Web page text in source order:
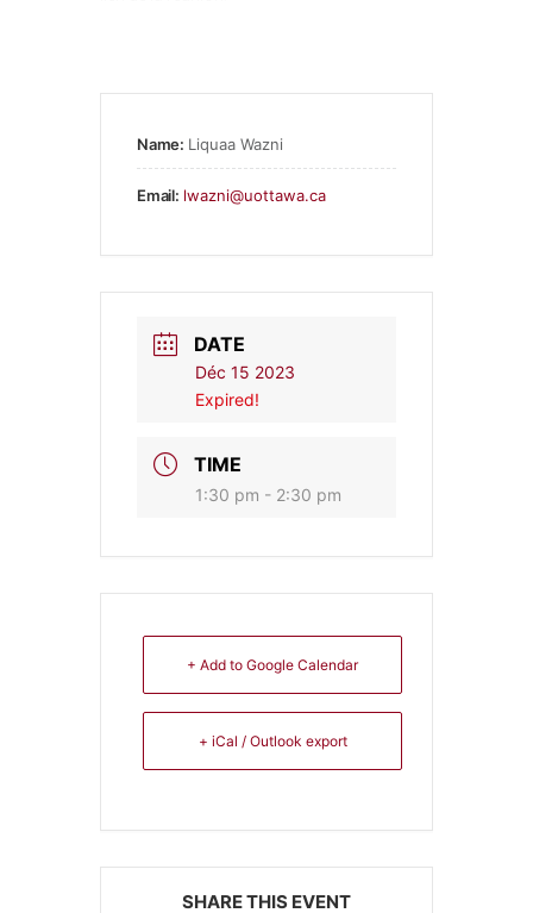
Name: Liquaa Wazni
Email: lwazni@uottawa.ca
DATE
Déc 15 2023
Expired!
TIME
1:30 pm - 2:30 pm
+ Add to Google Calendar
+ iCal / Outlook export
SHARE THIS EVENT